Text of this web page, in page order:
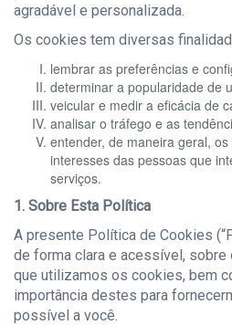
agradável e personalizada.
Os cookies tem diversas
lembrar as preferências e
determinar a popularidade de
veicular e medir a eficácia de
analisar o tráfego e as
entender, de maneira geral,
interesses das pessoas que
serviços.
1. Sobre Esta Política
A presente Política de Cookies
de forma clara e acessível,
que utilizamos os cookies, bem
importância destes para
possível a você.